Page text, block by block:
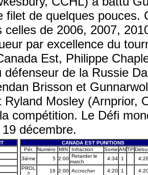
filet de quelques
celles de 2006, 2007,
par excellence du
Est, Philippe
défenseur de la Russie
Brisson et
Ryland Mosley (Arnprior,
compétition. Le Défi
décembre.
CANADA EST PUNITIONS
Pér.
Numéro MIN Infraction Sortie ANTP
3ième
5 2:00 Retarder le
match
4:34 1
PROL
2
16 2:00 Accrocher 4:20 1